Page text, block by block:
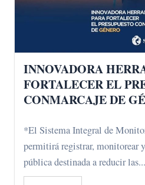
INNOVADORA
FORTALECER EL
CONMARCAJE DE
*El Sistema Integral de
permitirá registrar, monitorear
pública destinada a reducir las...